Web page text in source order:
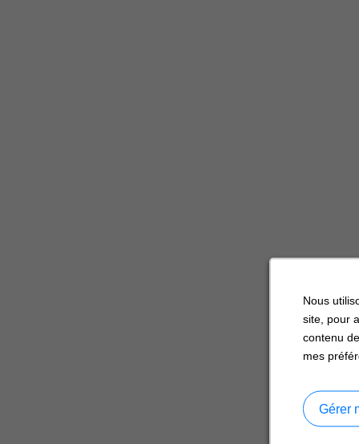
Nous
site, pour
contenu
mes
Gérer